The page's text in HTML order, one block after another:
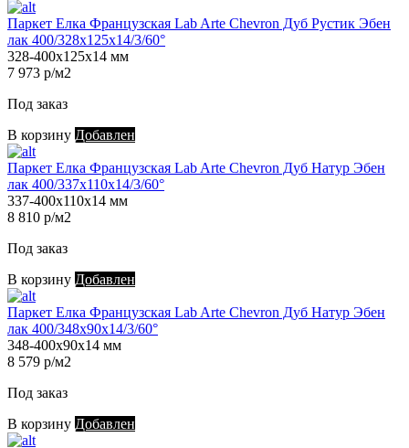
Паркет Елка Французская Lab Arte Chevron Дуб Рустик Эбен
лак 400/328х125х14/3/60°
328-400х125х14 мм
7 973 р/м2
Под заказ
В корзину Добавлен
Паркет Елка Французская Lab Arte Chevron Дуб Натур Эбен
лак 400/337х110х14/3/60°
337-400х110х14 мм
8 810 р/м2
Под заказ
В корзину Добавлен
Паркет Елка Французская Lab Arte Chevron Дуб Натур Эбен
лак 400/348х90х14/3/60°
348-400х90х14 мм
8 579 р/м2
Под заказ
В корзину Добавлен